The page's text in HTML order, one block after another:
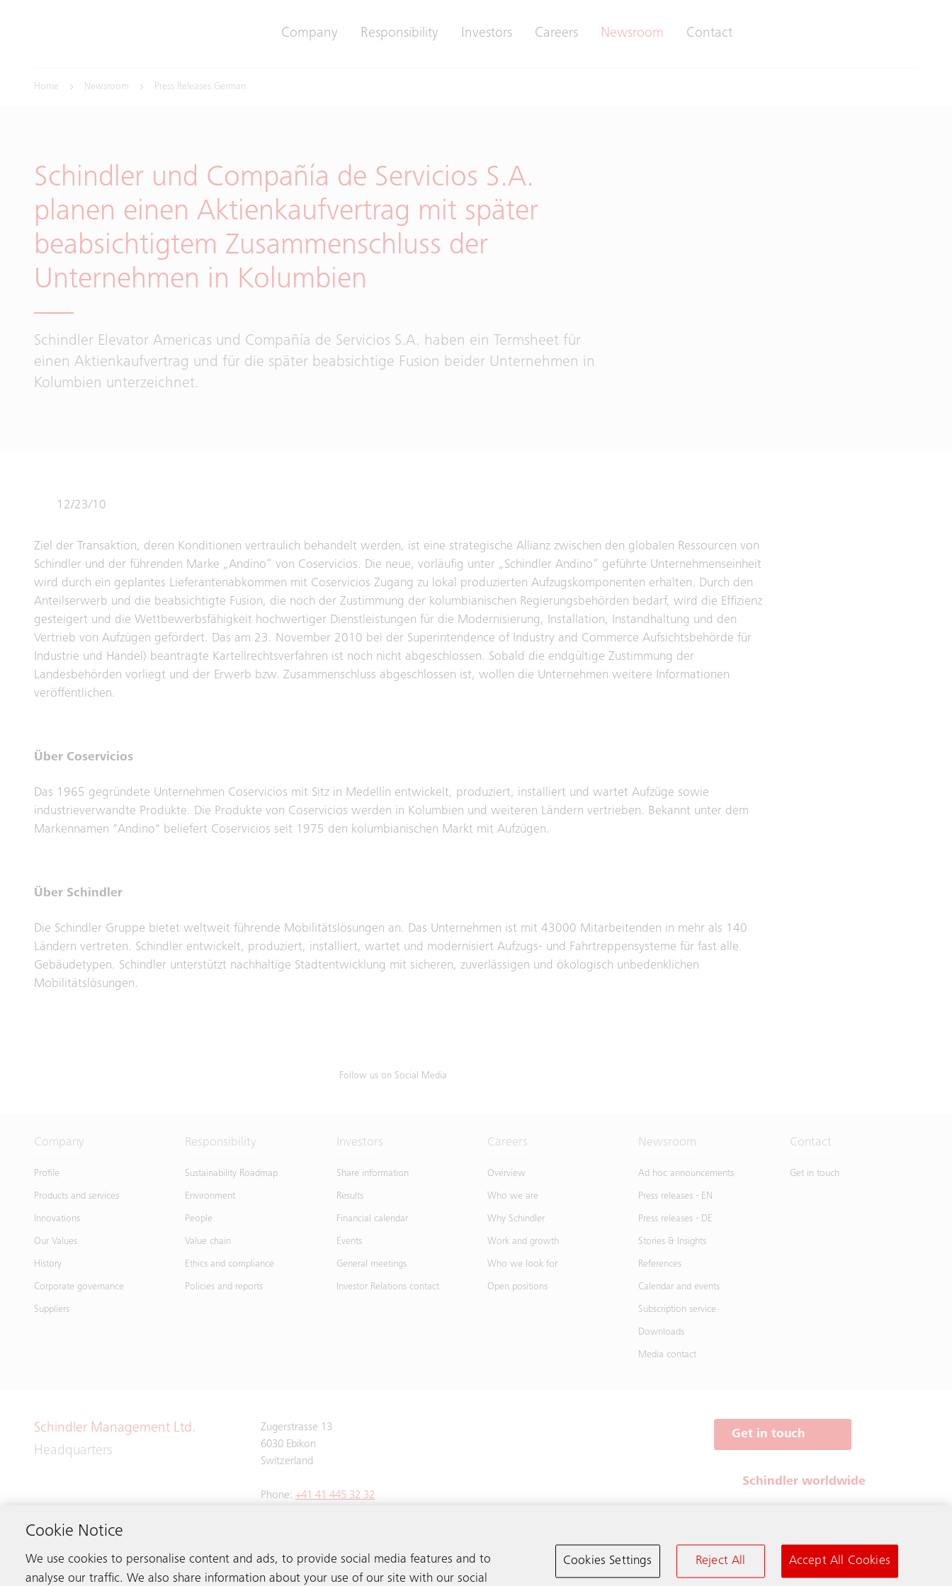
Company Responsibility Investors Careers Newsroom Contact
Home Newsroom Press Releases German
Schindler und Compañía de Servicios S.A.
planen einen Aktienkaufvertrag mit später
beabsichtigtem Zusammenschluss der
Unternehmen in Kolumbien
Schindler Elevator Americas und Compañía de Servicios S.A. haben ein Termsheet für
einen Aktienkaufvertrag und für die später beabsichtige Fusion beider Unternehmen in
Kolumbien unterzeichnet.
12/23/10
Ziel der Transaktion, deren Konditionen vertraulich behandelt werden, ist eine strategische Allianz zwischen den globalen Ressourcen von
Schindler und der führenden Marke „Andino“ von Coservicios. Die neue, vorläufig unter „Schindler Andino“ geführte Unternehmenseinheit
wird durch ein geplantes Lieferantenabkommen mit Coservicios Zugang zu lokal produzierten Aufzugskomponenten erhalten. Durch den
Anteilserwerb und die beabsichtigte Fusion, die noch der Zustimmung der kolumbianischen Regierungsbehörden bedarf, wird die Effizienz
gesteigert und die Wettbewerbsfähigkeit hochwertiger Dienstleistungen für die Modernisierung, Installation, Instandhaltung und den
Vertrieb von Aufzügen gefördert. Das am 23. November 2010 bei der Superintendence of Industry and Commerce Aufsichtsbehörde für
Industrie und Handel) beantragte Kartellrechtsverfahren ist noch nicht abgeschlossen. Sobald die endgültige Zustimmung der
Landesbehörden vorliegt und der Erwerb bzw. Zusammenschluss abgeschlossen ist, wollen die Unternehmen weitere Informationen
veröffentlichen.
Über Coservicios
Das 1965 gegründete Unternehmen Coservicios mit Sitz in Medellín entwickelt, produziert, installiert und wartet Aufzüge sowie
industrieverwandte Produkte. Die Produkte von Coservicios werden in Kolumbien und weiteren Ländern vertrieben. Bekannt unter dem
Markennamen "Andino" beliefert Coservicios seit 1975 den kolumbianischen Markt mit Aufzügen.
Über Schindler
Die Schindler Gruppe bietet weltweit führende Mobilitätslösungen an. Das Unternehmen ist mit 43000 Mitarbeitenden in mehr als 140
Ländern vertreten. Schindler entwickelt, produziert, installiert, wartet und modernisiert Aufzugs- und Fahrtreppensysteme für fast alle
Gebäudetypen. Schindler unterstützt nachhaltige Stadtentwicklung mit sicheren, zuverlässigen und ökologisch unbedenklichen
Mobilitätslösungen.
Follow us on Social Media
Company
Profile
Products and services
Innovations
Our Values
History
Corporate governance
Suppliers
Responsibility
Sustainability Roadmap
Environment
People
Value chain
Ethics and compliance
Policies and reports
Investors
Share information
Results
Financial calendar
Events
General meetings
Investor Relations contact
Careers
Overview
Who we are
Why Schindler
Work and growth
Who we look for
Open positions
Newsroom
Ad hoc announcements
Press releases - EN
Press releases - DE
Stories & Insights
References
Calendar and events
Subscription service
Downloads
Media contact
Contact
Get in touch
Schindler Management Ltd.
Headquarters
Zugerstrasse 13
6030 Ebikon
Switzerland
Phone: +41 41 445 32 32
Get in touch
Schindler worldwide
Cookie Notice
We use cookies to personalise content and ads, to provide social media features and to
analyse our traffic. We also share information about your use of our site with our social
Cookies Settings Reject All Accept All Cookies